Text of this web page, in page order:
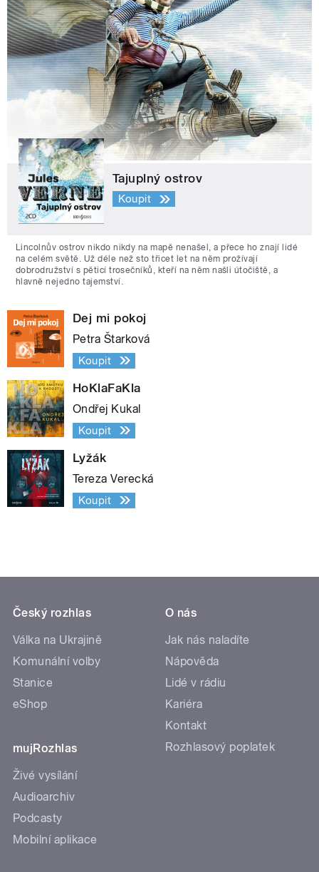
Tajuplný ostrov
Koupit
Lincolnův ostrov nikdo nikdy na mapě nenašel, a přece ho znají lidé
na celém světě. Už déle než sto třicet let na něm prožívají
dobrodružství s pěticí trosečníků, kteří na něm našli útočiště, a
hlavně nejedno tajemství.
Dej mi pokoj
Petra Štarková
Koupit
HoKlaFaKla
Ondřej Kukal
Koupit
Lyžák
Tereza Verecká
Koupit
Český rozhlas
Válka na Ukrajině
Komunální volby
Stanice
eShop
mujRozhlas
Živé vysílání
Audioarchiv
Podcasty
Mobilní aplikace
O nás
Jak nás naladíte
Nápověda
Lidé v rádiu
Kariéra
Kontakt
Rozhlasový poplatek